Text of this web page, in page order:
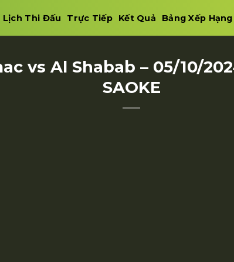
Lịch Thi Đấu Trực Tiếp Kết Quả Bảng Xếp Hạng
vs Al Shabab – 05/10/
SAOKE